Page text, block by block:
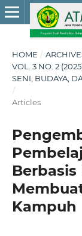
HOME /
VOL. 3 NO. 2
SENI, BUDAYA,
/
Articles
Kampuh